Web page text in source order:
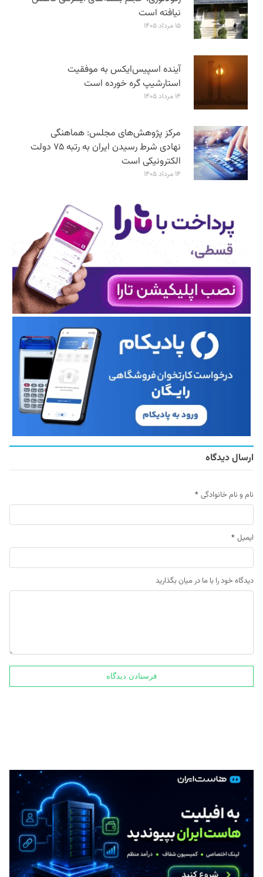
نیافته است
۱۵ مرداد ۱۴۰۵
آینده اسپیس‌ایکس به موفقیت
استارشیپ گره خورده است
۱۴ مرداد ۱۴۰۵
مرکز پژوهش‌های مجلس: هماهنگی
نهادی شرط رسیدن ایران به رتبه ۷۵ دولت
الکترونیکی است
۱۴ مرداد ۱۴۰۵
ارسال دیدگاه
نام و نام خانوادگی *
ایمیل *
دیدگاه خود را با ما در میان بگذارید